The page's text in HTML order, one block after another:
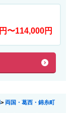
〜114,000円
> 両国・葛西・錦糸町